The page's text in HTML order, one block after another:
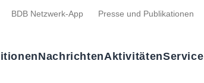
BDB Netzwerk-App Presse und Publikationen
NachrichtenAktivitätenService